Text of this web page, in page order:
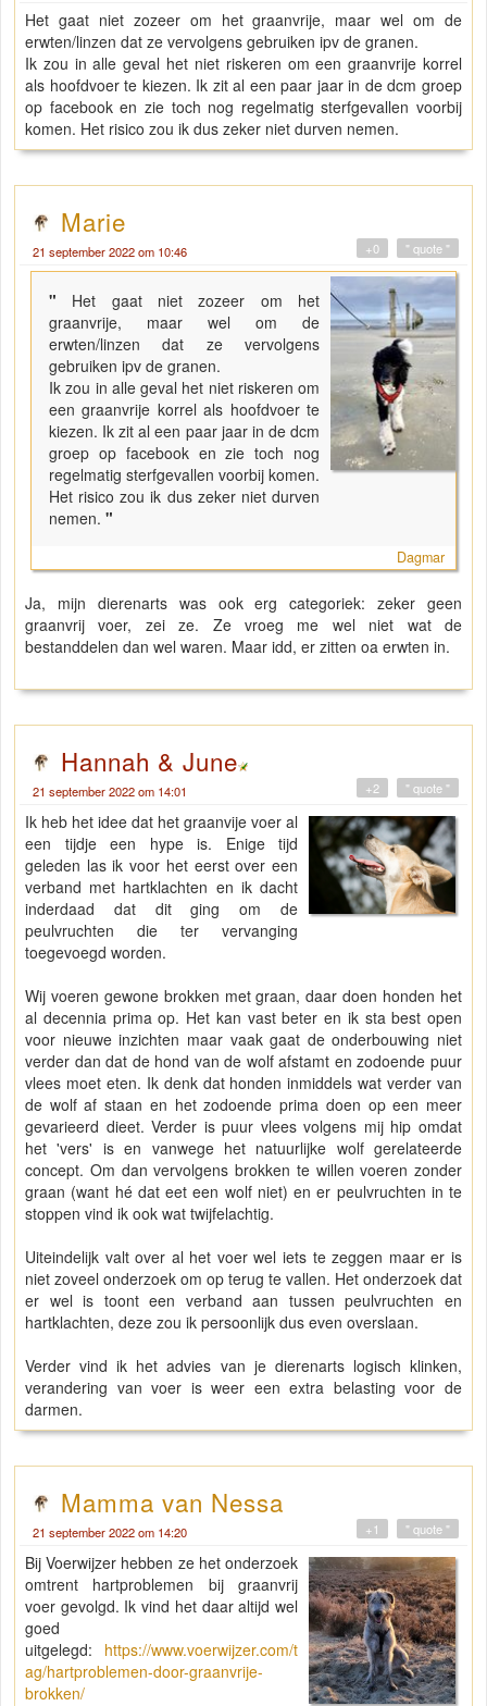
Het gaat niet zozeer om het graanvrije, maar wel om de
erwten/linzen dat ze vervolgens gebruiken ipv de granen.
Ik zou in alle geval het niet riskeren om een graanvrije korrel
als hoofdvoer te kiezen. Ik zit al een paar jaar in de dcm groep
op facebook en zie toch nog regelmatig sterfgevallen voorbij
komen. Het risico zou ik dus zeker niet durven nemen.
Marie
21 september 2022 om 10:46 " quote "
+0
" Het gaat niet zozeer om het
graanvrije, maar wel om de
erwten/linzen dat ze vervolgens
gebruiken ipv de granen.
Ik zou in alle geval het niet riskeren om
een graanvrije korrel als hoofdvoer te
kiezen. Ik zit al een paar jaar in de dcm
groep op facebook en zie toch nog
regelmatig sterfgevallen voorbij komen.
Het risico zou ik dus zeker niet durven
nemen. "
Dagmar
Ja, mijn dierenarts was ook erg categoriek: zeker geen
graanvrij voer, zei ze. Ze vroeg me wel niet wat de
bestanddelen dan wel waren. Maar idd, er zitten oa erwten in.
Hannah & June
21 september 2022 om 14:01 " quote "
+2
Ik heb het idee dat het graanvije voer al
een tijdje een hype is. Enige tijd
geleden las ik voor het eerst over een
verband met hartklachten en ik dacht
inderdaad dat dit ging om de
peulvruchten die ter vervanging
toegevoegd worden.
Wij voeren gewone brokken met graan, daar doen honden het
al decennia prima op. Het kan vast beter en ik sta best open
voor nieuwe inzichten maar vaak gaat de onderbouwing niet
verder dan dat de hond van de wolf afstamt en zodoende puur
vlees moet eten. Ik denk dat honden inmiddels wat verder van
de wolf af staan en het zodoende prima doen op een meer
gevarieerd dieet. Verder is puur vlees volgens mij hip omdat
het 'vers' is en vanwege het natuurlijke wolf gerelateerde
concept. Om dan vervolgens brokken te willen voeren zonder
graan (want hé dat eet een wolf niet) en er peulvruchten in te
stoppen vind ik ook wat twijfelachtig.
Uiteindelijk valt over al het voer wel iets te zeggen maar er is
niet zoveel onderzoek om op terug te vallen. Het onderzoek dat
er wel is toont een verband aan tussen peulvruchten en
hartklachten, deze zou ik persoonlijk dus even overslaan.
Verder vind ik het advies van je dierenarts logisch klinken,
verandering van voer is weer een extra belasting voor de
darmen.
Mamma van Nessa
21 september 2022 om 14:20 " quote "
+1
Bij Voerwijzer hebben ze het onderzoek
omtrent hartproblemen bij graanvrij
voer gevolgd. Ik vind het daar altijd wel
goed
uitgelegd: https://www.voerwijzer.com/t
ag/hartproblemen-door-graanvrije-
brokken/